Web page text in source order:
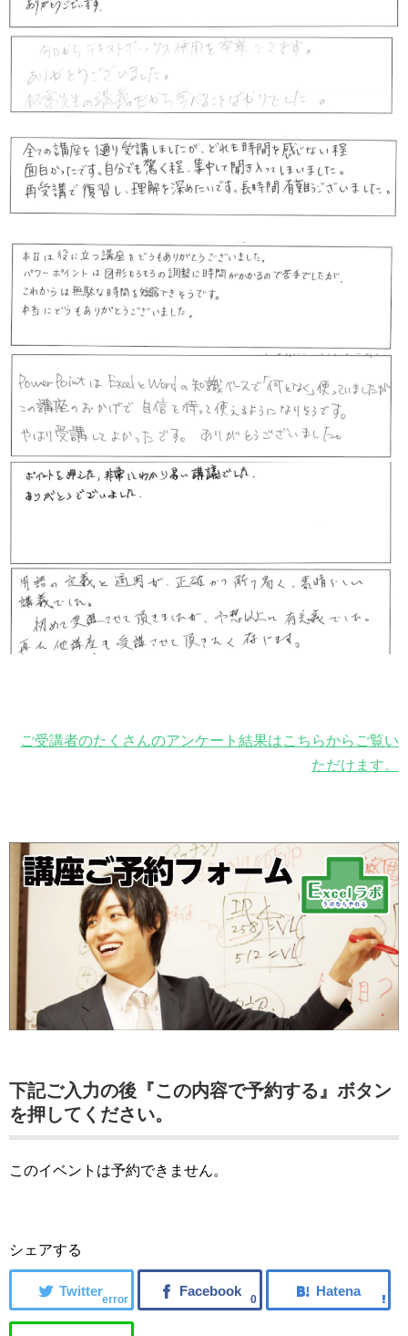
ご受講者のたくさんのアンケート結果はこちらからご覧い
ただけます。
下記ご入力の後『この内容で予約する』ボタン
を押してください。
このイベントは予約できません。
シェアする
error 0